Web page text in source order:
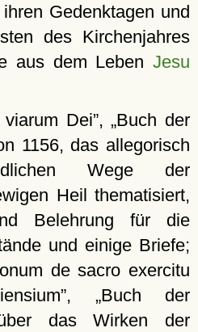
Gedenktagen und
des Kirchenjahres
aus dem Leben Jesu
viarum Dei , Buch der
1156, das allegorisch
Wege der
Heil thematisiert,
Belehrung für die
und einige Briefe;
de sacro exercitu
,
Buch der
das Wirken der